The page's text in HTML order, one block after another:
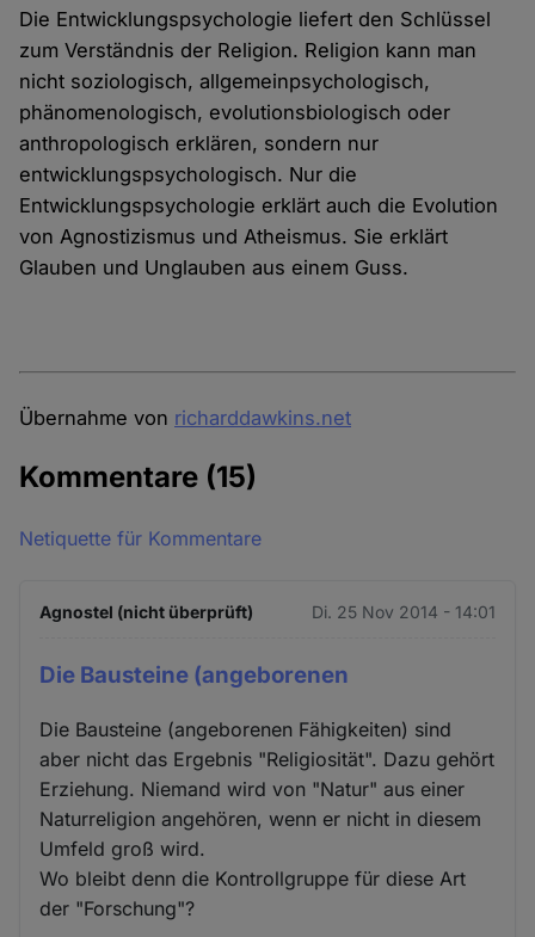
Die Entwicklungspsychologie liefert den Schlüssel
zum Verständnis der Religion. Religion kann man
nicht soziologisch, allgemeinpsychologisch,
phänomenologisch, evolutionsbiologisch oder
anthropologisch erklären, sondern nur
entwicklungspsychologisch. Nur die
Entwicklungspsychologie erklärt auch die Evolution
von Agnostizismus und Atheismus. Sie erklärt
Glauben und Unglauben aus einem Guss.
Übernahme von richarddawkins.net
Kommentare (15)
Netiquette für Kommentare
Agnostel (nicht überprüft) Di. 25 Nov 2014 - 14:01
Die Bausteine (angeborenen
Die Bausteine (angeborenen Fähigkeiten) sind
aber nicht das Ergebnis "Religiosität". Dazu gehört
Erziehung. Niemand wird von "Natur" aus einer
Naturreligion angehören, wenn er nicht in diesem
Umfeld groß wird.
Wo bleibt denn die Kontrollgruppe für diese Art
der "Forschung"?